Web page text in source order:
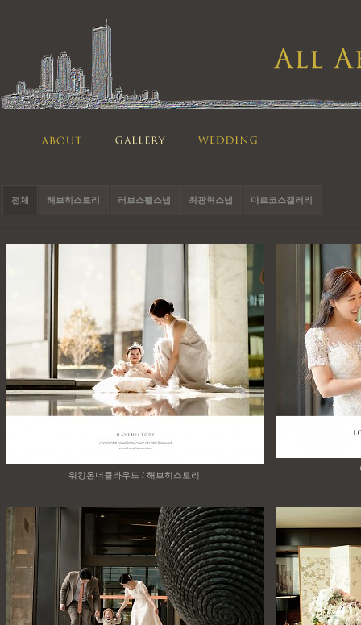
전체 해브히스토리 러브스펠스냅 최광혁스냅 마르코스갤러리
워킹온더클라우드 / 해브히스토리